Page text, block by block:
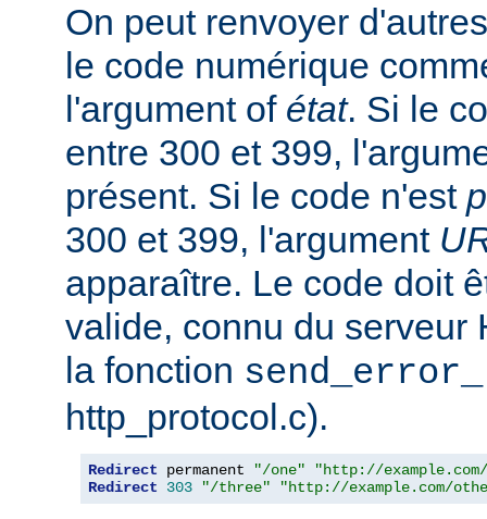
On peut renvoyer
le code numérique
l'argument of état. Si le
entre 300 et 399,
présent. Si le code n'est
300 et 399, l'argument
apparaître. Le code doit
valide, connu du serveur
la fonction
http_protocol.c).
Redirect permanent "/one"
"http://
Redirect
303 "/three" "http://example.com/